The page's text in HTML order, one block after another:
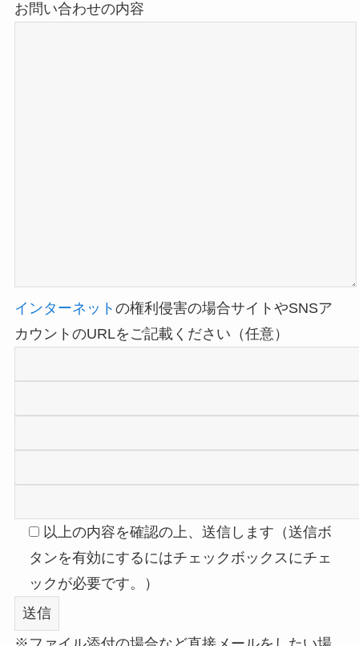
お問い合わせの内容
インターネット の権利侵害の場合サイトやSNSア
カウントのURLをご記載ください（任意）
以上の内容を確認の上、送信します（送信ボ
タンを有効にするにはチェックボックスにチェ
ックが必要です。）